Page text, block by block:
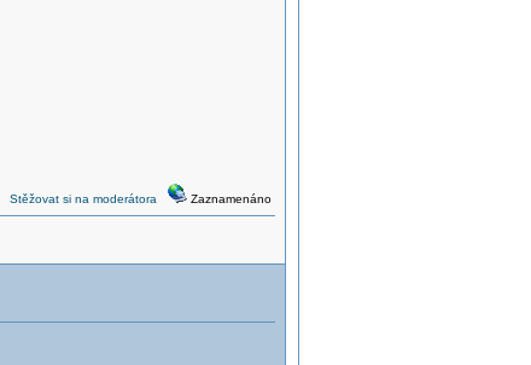
Stěžovat si na moderátora Zaznamenáno